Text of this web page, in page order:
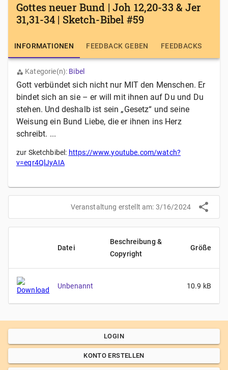
Gottes neuer Bund | Joh 12,20-33 & Jer
31,31-34 | Sketch-Bibel #59
INFORMATIONEN FEEDBACK GEBEN FEEDBACKS
Kategorie(n): Bibel
Gott verbündet sich nicht nur MIT den Menschen. Er
bindet sich an sie – er will mit ihnen auf Du und Du
stehen. Und deshalb ist sein „Gesetz“ und seine
Weisung ein Bund Liebe, die er ihnen ins Herz
schreibt. ...
zur Sketchbibel: https://www.youtube.com/watch?
v=eqr4QlJyAIA
Veranstaltung erstellt am: 3/16/2024
Datei
Beschreibung &
Copyright
Größe
Unbenannt 10.9 kB
LOGIN
KONTO ERSTELLEN